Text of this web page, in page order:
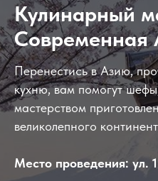
Кулинарный
Современная
Перенестись в Азию,
кухню, вам помогут
мастерством
великолепного
Место проведения: ул.